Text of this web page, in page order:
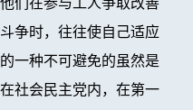
们在参与工人争取改善
争时，往往使自己适应
一种不可避免的虽然是
社会民主党内，在第一